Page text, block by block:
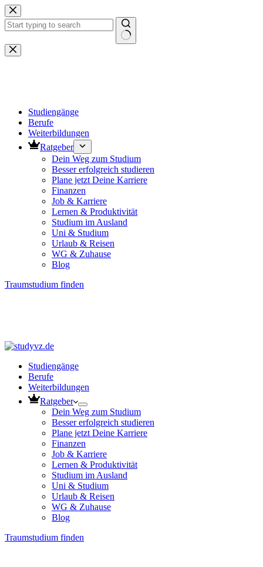
Zum
Inhalt
springen
Keine
Ergebnisse
Studiengänge
Berufe
Weiterbildungen
Ratgeber
Dein Weg zum Studium
Besser erfolgreich studieren
Plane jetzt Deine Karriere
Finanzen
Job & Karriere
Lernen & Produktivität
Studium im Ausland
Uni & Studium
Urlaub & Reisen
WG & Zuhause
Blog
Traumstudium finden
Studiengänge
Berufe
Weiterbildungen
Ratgeber
Dein Weg zum Studium
Besser erfolgreich studieren
Plane jetzt Deine Karriere
Finanzen
Job & Karriere
Lernen & Produktivität
Studium im Ausland
Uni & Studium
Urlaub & Reisen
WG & Zuhause
Blog
Traumstudium finden